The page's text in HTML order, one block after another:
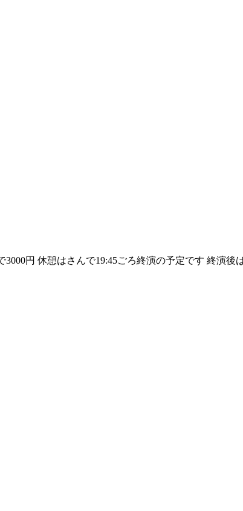
円 休憩はさんで19:45ごろ終演の予定です 終演後